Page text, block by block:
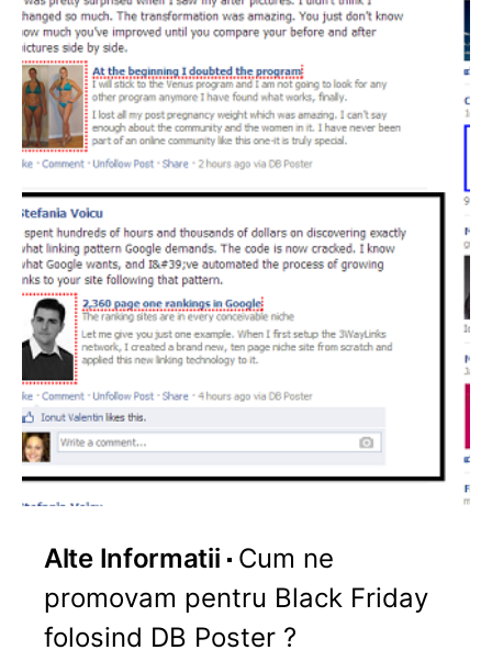
Alte Informatii
Cum ne
promovam pentru Black Friday
folosind DB Poster ?